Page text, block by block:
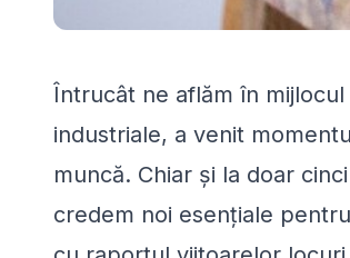
Întrucât ne aflăm în
industriale, a venit
muncă. Chiar și la doar
credem noi esențiale